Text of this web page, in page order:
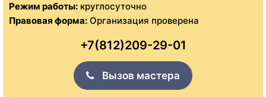
Режим работы: круглосуточно
Правовая форма: Организация проверена
+7(812)209-29-01
Вызов мастера